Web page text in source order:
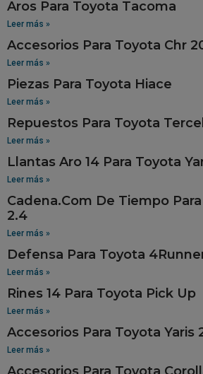
Aros Para Toyota Tacoma
Leer más »
Accesorios Para Toyota Chr
Leer más »
Piezas Para Toyota Hiace
Leer más »
Repuestos Para Toyota Tercel
Leer más »
Llantas Aro 14 Para Toyota
Leer más »
Cadena.Com De Tiempo
2.4
Leer más »
Defensa Para Toyota
Leer más »
Rines 14 Para Toyota Pick Up
Leer más »
Accesorios Para Toyota Yaris
Leer más »